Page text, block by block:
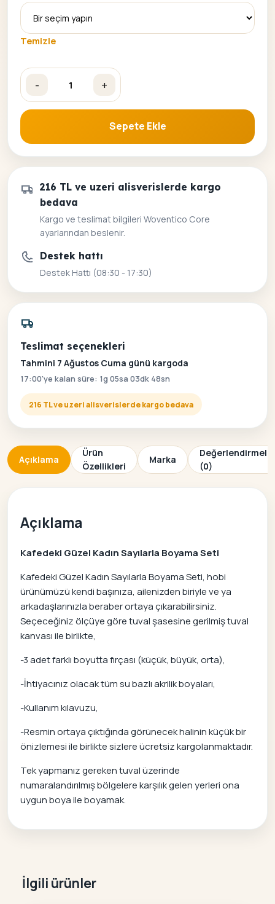
Temizle
-
Kafedeki Güzel Kadın Sayılarla Boyama Seti adet
+
Sepete Ekle
216 TL ve uzeri alisverislerde kargo
bedava
Kargo ve teslimat bilgileri Woventico Core
ayarlarından beslenir.
Destek hattı
Destek Hattı (08:30 - 17:30)
Teslimat seçenekleri
Tahmini 7 Ağustos Cuma günü kargoda
17:00'ye kalan süre: 1g 05sa 03dk 48sn
216 TL ve uzeri alisverislerde kargo bedava
Açıklama
Ürün
Özellikleri
Marka
(0)
Açıklama
Kafedeki Güzel Kadın Sayılarla Boyama Seti
Kafedeki Güzel Kadın Sayılarla Boyama Seti, hobi
ürünümüzü kendi başınıza, ailenizden biriyle ve ya
arkadaşlarınızla beraber ortaya çıkarabilirsiniz.
Seçeceğiniz ölçüye göre tuval şasesine gerilmiş tuval
kanvası ile birlikte,
-3 adet farklı boyutta fırçası (küçük, büyük, orta),
-İhtiyacınız olacak tüm su bazlı akrilik boyaları,
-Kullanım kılavuzu,
-Resmin ortaya çıktığında görünecek halinin küçük bir
önizlemesi ile birlikte sizlere ücretsiz kargolanmaktadır.
Tek yapmanız gereken tuval üzerinde
numaralandırılmış bölgelere karşılık gelen yerleri ona
uygun boya ile boyamak.
İlgili ürünler